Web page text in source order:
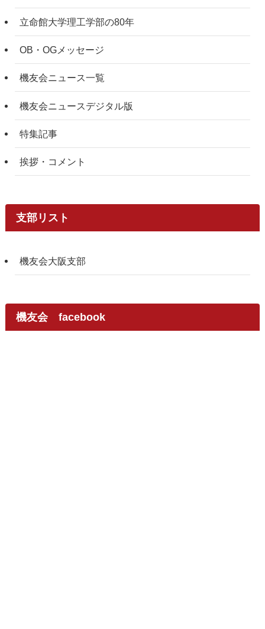
立命館大学理工学部の80年
OB・OGメッセージ
機友会ニュース一覧
機友会ニュースデジタル版
特集記事
挨拶・コメント
支部リスト
機友会大阪支部
機友会 facebook